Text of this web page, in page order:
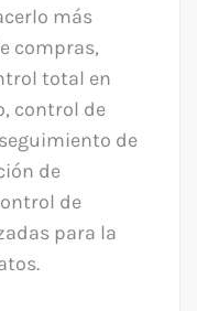
más
compras,
total en
control de
de
de
de
para la